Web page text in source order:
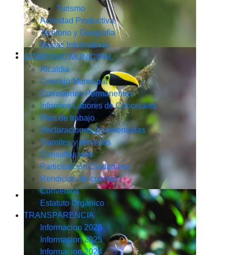
Turismo
Actividad Productiva
Territorio y Geografía
Mapas Informativos
GOBIERNO MUNICIPAL
Alcaldia
Concejo Municipal
Comisiones Permanentes
Informes Labores de Concejales
Plan de trabajo
Declaraciones Juramentadas
Tramites y servicios
Consultas web
Participación Ciudadana
Rendición de cuentas
Convenios
Estatuto Orgánico
TRANSPARENCIA
Informacion 2026
Informacion 2025
Informacion 2024